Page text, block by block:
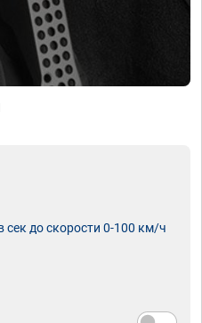
сек до скорости 0-100 км/ч